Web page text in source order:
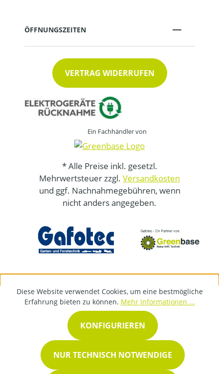
ÖFFNUNGSZEITEN
VERTRAG WIDERRUFEN
Ein Fachhändler von
* Alle Preise inkl. gesetzl.
Mehrwertsteuer zzgl. Versandkosten
und ggf. Nachnahmegebühren, wenn
nicht anders angegeben.
Diese Website verwendet Cookies, um eine bestmögliche
Erfahrung bieten zu können. Mehr Informationen ...
NUR TECHNISCH NOTWENDIGE
KONFIGURIEREN